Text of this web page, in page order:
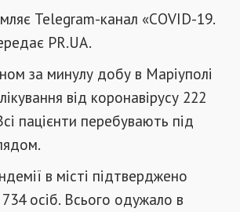
Telegram-канал «COVID-19.
PR.UA.
за минулу добу в Маріуполі
від коронавірусу 222
пацієнти перебувають під
в місті підтверджено
осіб. Всього одужало в